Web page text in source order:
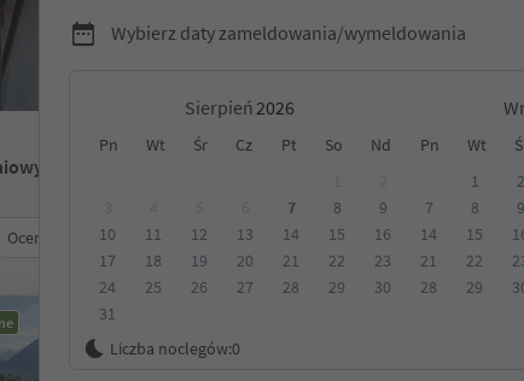
Wybierz daty zameldowania/wymeldowania
Sierpień
Pn Wt Śr Cz Pt So Nd Pn Wt
7 8
9
10
11 12 13 14 15
16
17
18 19 20 21 22
23
24
25 26 27 28 29
30
31
1 2
7
8 9
14
15
21
22
28
29
Liczba noclegów:0
Tyrol
Ocena Kategoria Opcje wyżywienia Ekologiczne